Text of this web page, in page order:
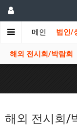
메인 법인/
해외 전시회/박람회
해외 전시회/